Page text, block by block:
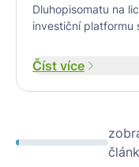
Dluhopisomatu na
investiční platformu
Číst více